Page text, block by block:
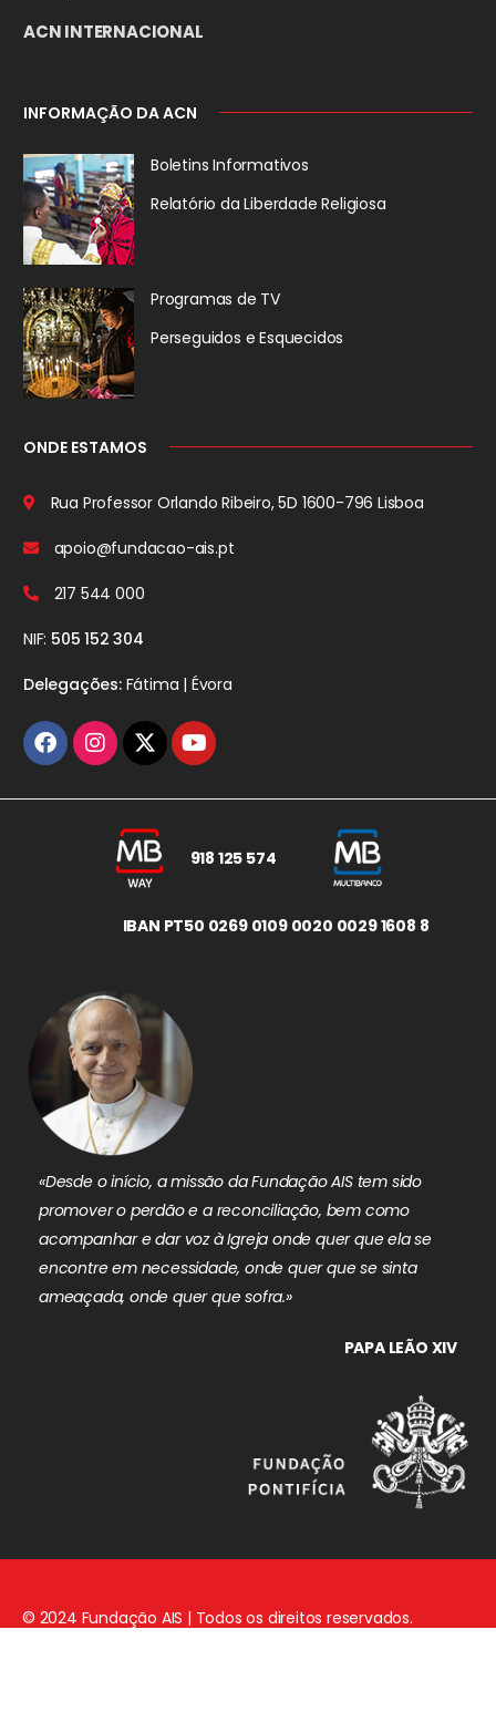
ACN INTERNACIONAL
INFORMAÇÃO DA ACN
Boletins Informativos
Relatório da Liberdade Religiosa
Programas de TV
Perseguidos e Esquecidos
ONDE ESTAMOS
Rua Professor Orlando Ribeiro, 5D 1600-796 Lisboa
apoio@fundacao-ais.pt
217 544 000
NIF: 505 152 304
Delegações:Fátima | Évora
918 125 574
IBAN PT50 0269 0109 0020 0029 1608 8
«Desde o início, a missão da Fundação AIS tem sido
promover o perdão e a reconciliação, bem como
acompanhar e dar voz à Igreja onde quer que ela se
encontre em necessidade, onde quer que se sinta
ameaçada, onde quer que sofra.»
PAPA LEÃO XIV
© 2024 Fundação AIS | Todos os direitos reservados.